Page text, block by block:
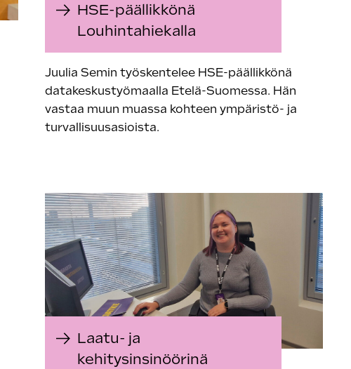
HSE-päällikkönä
Louhintahiekalla
Juulia Semin työskentelee HSE-päällikkönä
datakeskustyömaalla Etelä-Suomessa. Hän
vastaa muun muassa kohteen ympäristö- ja
turvallisuusasioista.
Laatu- ja
kehitysinsinöörinä